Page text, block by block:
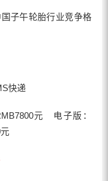
子午轮胎行业竞争格
快递
元 电子版：